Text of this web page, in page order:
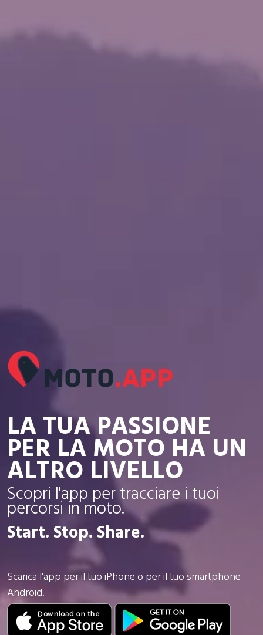
LA TUA PASSIONE
PER LA MOTO HA UN
ALTRO LIVELLO
Scopri l'app per tracciare i tuoi
percorsi in moto.
Start. Stop. Share.
Scarica l'app per il tuo iPhone o per il tuo smartphone
Android.